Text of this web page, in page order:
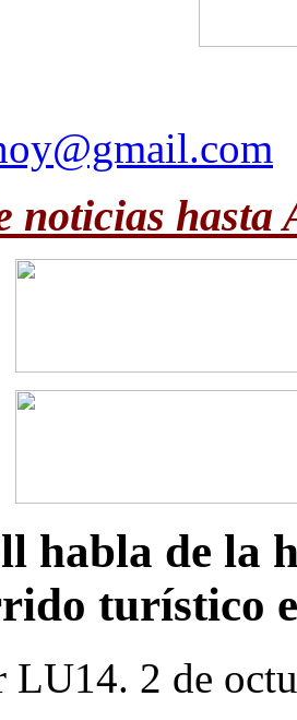
noticias hasta
habla de la
turístico
LU14. 2 de